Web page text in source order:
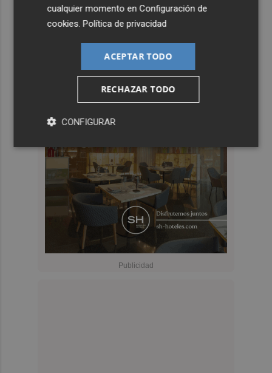
cualquier momento enConfiguración de
cookies .Política de privacidad
ACEPTAR TODO
RECHAZAR TODO
CONFIGURAR